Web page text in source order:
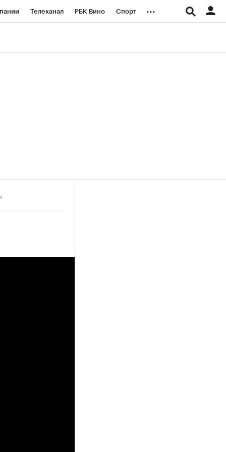
Телеканал РБК Вино Спорт ...